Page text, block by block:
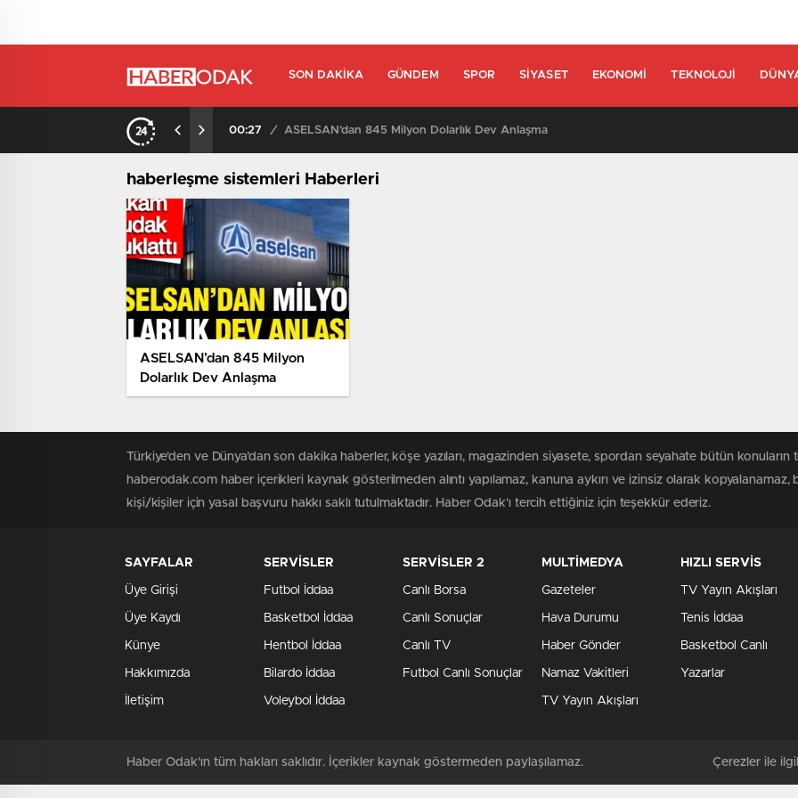
SON DAKIKA GÜNDEM SPOR SIYASET EKONOMI TEKNOLOJI
00:27 / ASELSAN’dan 845 Milyon Dolarlık Dev Anlaşma
haberleşme sistemleri Haberleri
ASELSAN’dan 845 Milyon
Dolarlık Dev Anlaşma
Türkiye'den ve Dünya’dan son dakika haberler, köşe yazıları, magazinden siyasete, spordan seyahate bütün
haberodak.com haber içerikleri kaynak gösterilmeden alıntı yapılamaz, kanuna aykırı ve izinsiz olarak kopyalanamaz,
kişi/kişiler için yasal başvuru hakkı saklı tutulmaktadır. Haber Odak'ı tercih ettiğiniz için teşekkür ederiz.
SAYFALAR
Üye Girişi
Üye Kaydı
Künye
Hakkımızda
İletişim
SERVİSLER
Futbol İddaa
Basketbol İddaa
Hentbol İddaa
Bilardo İddaa
Voleybol İddaa
SERVİSLER 2
Canlı Borsa
Canlı Sonuçlar
Canlı TV
Futbol Canlı Sonuçlar
MULTİMEDYA
Gazeteler
Hava Durumu
Haber Gönder
Namaz Vakitleri
TV Yayın Akışları
HIZLI SERVİS
TV Yayın Akışları
Tenis İddaa
Basketbol Canlı
Yazarlar
Haber Odak'ın tüm hakları saklıdır. İçerikler kaynak göstermeden paylaşılamaz. Çerezler ile